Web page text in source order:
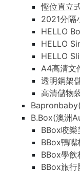
慳位直立
2021分隔
HELLO
HELLO
HELLO
A4高清文
透明鋼架
高清儲物
B.Box(澳洲
BBox咬樂
BBox鴨嘴
BBox學飲
BBox旅行